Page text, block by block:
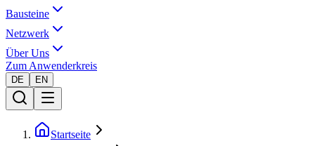
Bausteine
Netzwerk
Über Uns
Zum Anwenderkreis
DE EN
Startseite